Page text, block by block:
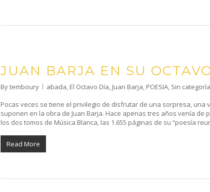
JUAN BARJA EN SU
Bytemboury abada, El Octavo Día, Juan Barja, POESIA, Sin categoría
Pocas veces se tiene el privilegio de disfrutar de una sorpresa,
suponen en la obra de Juan Barja. Hace apenas tres años venía
los dos tomos de Música Blanca, las 1.655 páginas de su “poesía
Read More